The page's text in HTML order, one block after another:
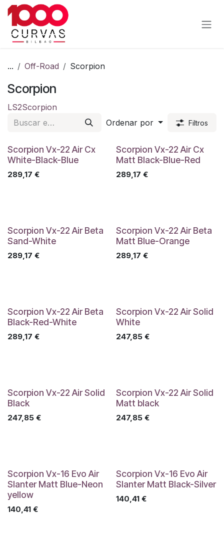
Ir al contenido
... Off-Road Scorpion
Scorpion
LS2Scorpion
Ordenar por
Filtros
Scorpion Vx-22 Air Cx
White-Black-Blue
289,17 €
Scorpion Vx-22 Air Cx
Matt Black-Blue-Red
289,17 €
Scorpion Vx-22 Air Beta
Sand-White
289,17 €
Scorpion Vx-22 Air Beta
Matt Blue-Orange
289,17 €
Scorpion Vx-22 Air Beta
Black-Red-White
289,17 €
Scorpion Vx-22 Air Solid
White
247,85€
Scorpion Vx-22 Air Solid
Black
247,85 €
Scorpion Vx-22 Air Solid
Matt black
247,85€
Scorpion Vx-16 Evo Air
Slanter Matt Blue-Neon
yellow
140,41 €
Scorpion Vx-16 Evo Air
Slanter Matt Black-Silver
140,41€